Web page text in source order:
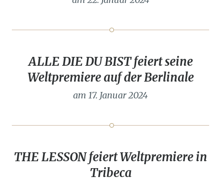
ALLE DIE DU BIST feiert seine
Weltpremiere auf der Berlinale
am 17. Januar 2024
THE LESSON feiert Weltpremiere in
Tribeca